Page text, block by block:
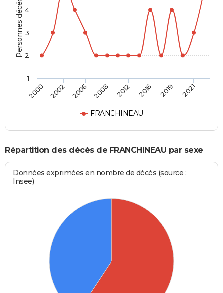
Personnes décédées
FRANCHINEAU
2000 2002 2006 2008 2012 2016 2019 2021
1
2
3
4
Répartition des décès de FRANCHINEAU par sexe
Données exprimées en nombre de décès (source :
Insee)